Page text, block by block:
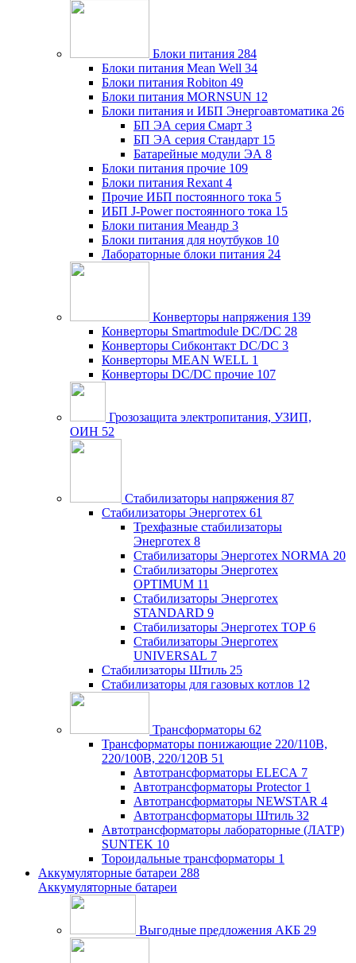
Блоки питания 284
Блоки питания Mean Well 34
Блоки питания Robiton 49
Блоки питания MORNSUN 12
Блоки питания и ИБП Энергоавтоматика 26
БП ЭА серия Смарт 3
БП ЭА серия Стандарт 15
Батарейные модули ЭА 8
Блоки питания прочие 109
Блоки питания Rexant 4
Прочие ИБП постоянного тока 5
ИБП J-Power постоянного тока 15
Блоки питания Меандр 3
Блоки питания для ноутбуков 10
Лабораторные блоки питания 24
Конверторы напряжения 139
Конверторы Smartmodule DC/DC 28
Конверторы Сибконтакт DC/DC 3
Конверторы MEAN WELL 1
Конверторы DC/DC прочие 107
Грозозащита электропитания, УЗИП,
ОИН 52
Стабилизаторы напряжения 87
Стабилизаторы Энерготех 61
Трехфазные стабилизаторы
Энерготех 8
Стабилизаторы Энерготех NORMA 20
Стабилизаторы Энерготех
OPTIMUM 11
Стабилизаторы Энерготех
STANDARD 9
Стабилизаторы Энерготех TOP 6
Стабилизаторы Энерготех
UNIVERSAL 7
Стабилизаторы Штиль 25
Стабилизаторы для газовых котлов 12
Трансформаторы 62
Трансформаторы понижающие 220/110В,
220/100В, 220/120В 51
Автотрансформаторы ELECA 7
Автотрансформаторы Protector 1
Автотрансформаторы NEWSTAR 4
Автотрансформаторы Штиль 32
Автотрансформаторы лабораторные (ЛАТР)
SUNTEK 10
Тороидальные трансформаторы 1
Аккумуляторные батареи 288
Аккумуляторные батареи
Выгодные предложения АКБ 29